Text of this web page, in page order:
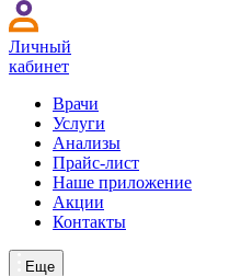
Личный
кабинет
Врачи
Услуги
Анализы
Прайс-лист
Наше приложение
Акции
Контакты
Еще